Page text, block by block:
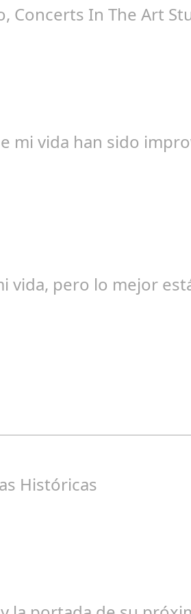
Concerts In The Art
mi vida han sido
vida, pero lo mejor
Históricas